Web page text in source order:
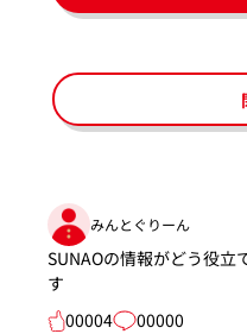
みんとぐりーん
SUNAOの情報がどう役立
す
00004
00000